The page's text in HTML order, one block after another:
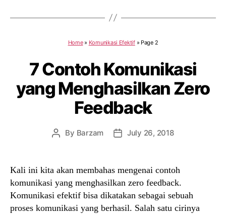
Home» Komunikasi Efektif» Page 2
7 Contoh Komunikasi
yang Menghasilkan Zero
Feedback
Post
By Barzam
PostJuly 26, 2018
Kali ini kita akan membahas mengenai contoh
komunikasi yang menghasilkan zero feedback.
Komunikasi efektif bisa dikatakan sebagai sebuah
proses komunikasi yang berhasil. Salah satu cirinya